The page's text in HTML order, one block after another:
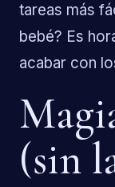
tareas más
bebé? Es
acabar con
(sin